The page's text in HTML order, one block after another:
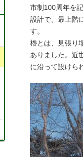
市制100周年を
設計で、最上階
す。
櫓とは、見張り
ありました。近
に沿って設けら